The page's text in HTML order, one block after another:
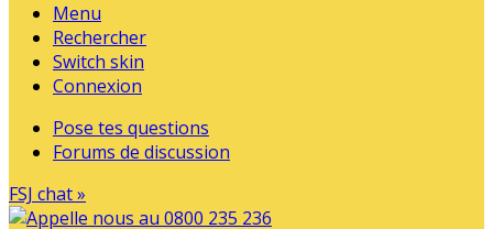
Menu
Rechercher
Switch skin
Connexion
Pose tes questions
Forums de discussion
FSJ chat »